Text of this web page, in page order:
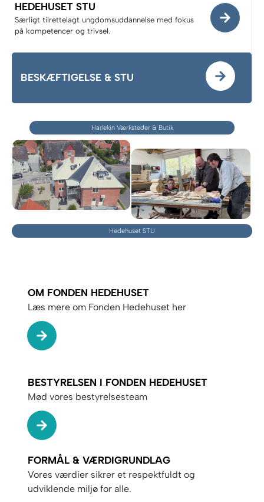
HEDEHUSET STU​
Særligt tilrettelagt ungdomsuddannelse med fokus
på kompetencer og trivsel.
BESKÆFTIGELSE & STU
Harlekin Værksteder & Butik
Hedehuset STU​
OM FONDEN HEDEHUSET
Læs mere om Fonden Hedehuset her
BESTYRELSEN I FONDEN HEDEHUSET
Mød vores bestyrelsesteam
FORMÅL & VÆRDIGRUNDLAG
Vores værdier sikrer et respektfuldt og
udviklende miljø for alle.